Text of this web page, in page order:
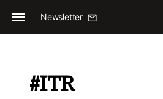
Newsletter
#ITR